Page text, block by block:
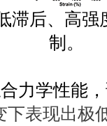
滞后、高强
制。
学性能，
下表现出极